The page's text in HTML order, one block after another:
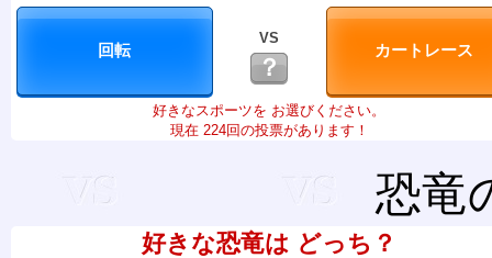
VS
？
好きなスポーツを お選びください。
現在 224回の投票があります！
恐竜
好きな恐竜は どっち？